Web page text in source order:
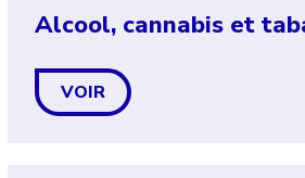
Alcool, cannabis et
VOIR